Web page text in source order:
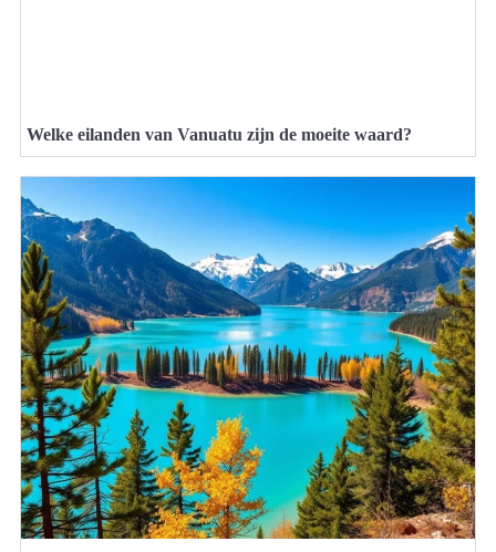
Welke eilanden van Vanuatu zijn de moeite waard?